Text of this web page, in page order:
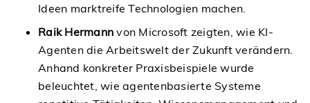
Ideen marktreife Technologien machen.
Raik Hermann von Microsoft zeigten, wie KI-
Agenten die Arbeitswelt der Zukunft verändern.
Anhand konkreter Praxisbeispiele wurde
beleuchtet, wie agentenbasierte Systeme